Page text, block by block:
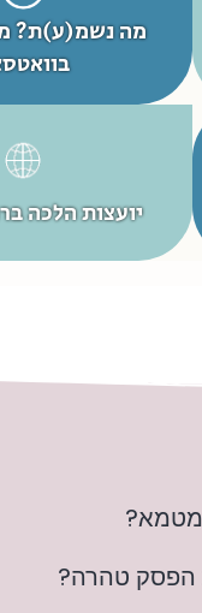
מה נשמ(ע)ת?
יועצות הלכה
הפסק טהרה?